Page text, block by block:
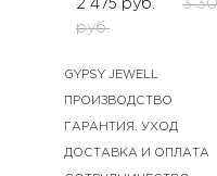
2 475 руб.
3
руб.
GYPSY JEWELL
ПРОИЗВОДСТВО
ГАРАНТИЯ. УХОД
ДОСТАВКА И ОПЛАТА